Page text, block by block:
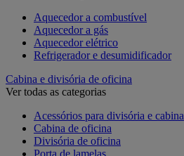
Aquecedor a combustível
Aquecedor a gás
Aquecedor elétrico
Refrigerador e desumidificador
Cabina e divisória de oficina
Ver todas as categorias
Acessórios para divisória e cabina
Cabina de oficina
Divisória de oficina
Porta de lamelas